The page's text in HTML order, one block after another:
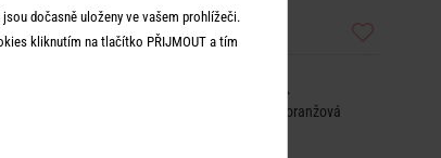
FLORISTA
Gladiola 75 cm - sv. oranžová
dočasně uloženy ve vašem prohlížeči.
kliknutím na tlačítko PŘIJMOUT a tím